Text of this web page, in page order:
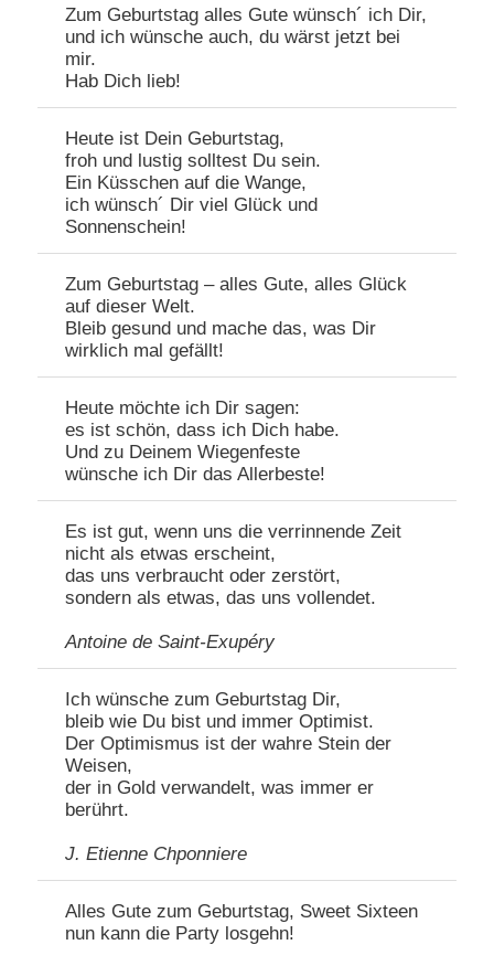
Zum Geburtstag alles Gute wünsch´ ich Dir,
und ich wünsche auch, du wärst jetzt bei
mir.
Hab Dich lieb!
Heute ist Dein Geburtstag,
froh und lustig solltest Du sein.
Ein Küsschen auf die Wange,
ich wünsch´ Dir viel Glück und
Sonnenschein!
Zum Geburtstag – alles Gute, alles Glück
auf dieser Welt.
Bleib gesund und mache das, was Dir
wirklich mal gefällt!
Heute möchte ich Dir sagen:
es ist schön, dass ich Dich habe.
Und zu Deinem Wiegenfeste
wünsche ich Dir das Allerbeste!
Es ist gut, wenn uns die verrinnende Zeit
nicht als etwas erscheint,
das uns verbraucht oder zerstört,
sondern als etwas, das uns vollendet.
Antoine de Saint-Exupéry
Ich wünsche zum Geburtstag Dir,
bleib wie Du bist und immer Optimist.
Der Optimismus ist der wahre Stein der
Weisen,
der in Gold verwandelt, was immer er
berührt.
J. Etienne Chponniere
Alles Gute zum Geburtstag, Sweet Sixteen
nun kann die Party losgehn!